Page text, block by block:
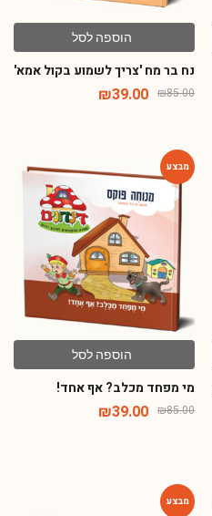
הוספה לסל
נח בר מח 'צריך לשמוע בקול אמא'
₪85.00
₪39.00
הוספה לסל
מי מפחד מכלב? אף אחד!
₪85.00
₪39.00